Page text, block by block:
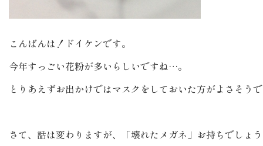
こんばんは！ドイケンです。
今年すっごい花粉が多いらしいですね…。
とりあえずお出かけではマスクをしておいた方がよさそうで
さて、話は変わりますが、「壊れたメガネ」お持ちでしょう